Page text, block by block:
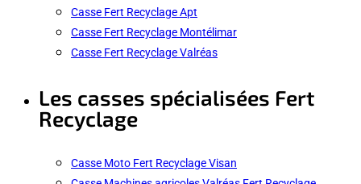
Casse Fert Recyclage Apt
Casse Fert Recyclage Montélimar
Casse Fert Recyclage Valréas
Les casses spécialisées Fert
Recyclage
Casse Moto Fert Recyclage Visan